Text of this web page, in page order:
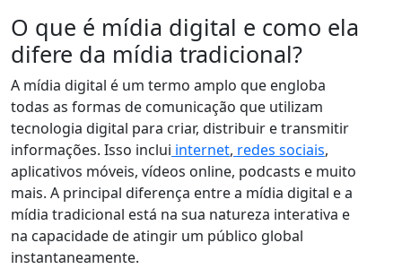
O que é mídia digital e como ela
difere da mídia tradicional?
A mídia digital é um termo amplo que engloba
todas as formas de comunicação que utilizam
tecnologia digital para criar, distribuir e transmitir
informações. Isso inclui internet, redes sociais,
aplicativos móveis, vídeos online, podcasts e muito
mais. A principal diferença entre a mídia digital e a
mídia tradicional está na sua natureza interativa e
na capacidade de atingir um público global
instantaneamente.